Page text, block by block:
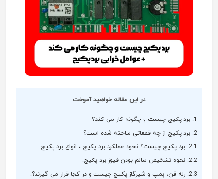
در این مقاله خواهید آموخت
1. برد پکیج چیست و چگونه کار می کند؟
2. برد پکیج از چه قطعاتی ساخته شده است؟
2.1. برد پکیج چیست؟ نحوه عملکرد برد پکیج ، انواع برد پکیج
2.2. نحوه تشخیص سالم بودن فیوز برد پکیج:
2.3. رله فن، پمپ و شیرگاز پکیج چیست و در کجا قرار می گیرند؟: